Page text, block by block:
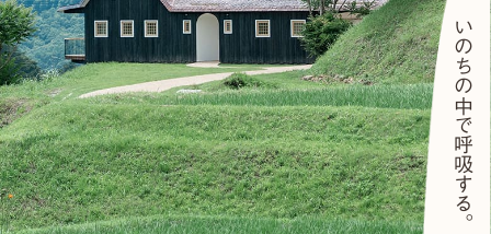
いのちの中で呼吸する。